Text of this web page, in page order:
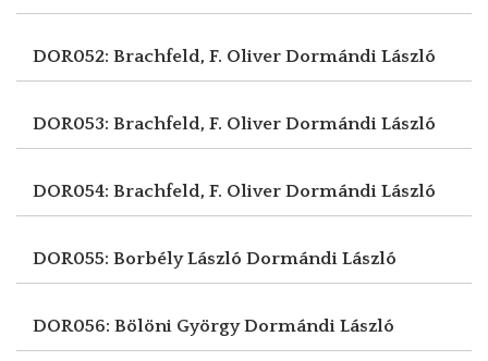
DOR052: Brachfeld, F. Oliver Dormándi László
DOR053: Brachfeld, F. Oliver Dormándi László
DOR054: Brachfeld, F. Oliver Dormándi László
DOR055: Borbély László Dormándi László
DOR056: Bölöni GyörgyDormándi László